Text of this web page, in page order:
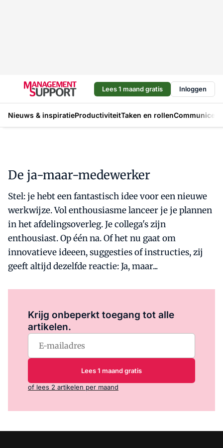
Lees 1 maand gratis Inloggen
Nieuws & inspiratieProductiviteitTaken en rollen
De ja-maar-medewerker
Stel: je hebt een fantastisch idee voor een nieuwe
werkwijze. Vol enthousiasme lanceer je je plannen
in het afdelingsoverleg. Je collega's zijn
enthousiast. Op één na. Of het nu gaat om
innovatieve ideeen, suggesties of instructies, zij
geeft altijd dezelfde reactie: Ja, maar...
Krijg onbeperkt toegang tot alle
artikelen.
Lees 1 maand gratis
of lees 2 artikelen per maand